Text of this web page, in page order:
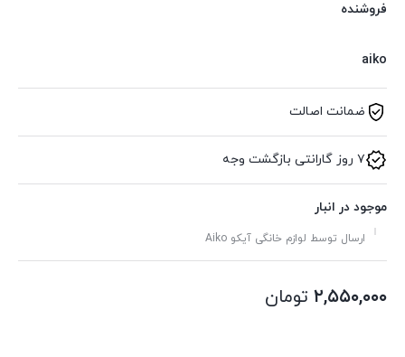
فروشنده
aiko
ضمانت اصالت
۷ روز گارانتی بازگشت وجه
موجود در انبار
ارسال توسط لوازم خانگی آیکو Aiko
۲,۵۵۰,۰۰۰ تومان